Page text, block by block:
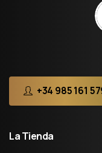
+34 985 161
LaTienda